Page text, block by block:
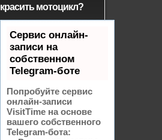
красить мотоцикл?
Сервис онлайн-
записи на
собственном
Telegram-боте
Попробуйте сервис
онлайн-записи
VisitTime на основе
вашего собственного
Telegram-бота: